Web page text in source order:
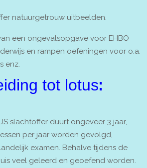
natuurgetrouw uitbeelden.
een ongevalsopgave voor EHBO
en rampen oefeningen voor o.a.
enz.
tot lotus:
slachtoffer duurt ongeveer 3 jaar,
per jaar worden gevolgd,
examen. Behalve tijdens de
veel geleerd en geoefend worden.